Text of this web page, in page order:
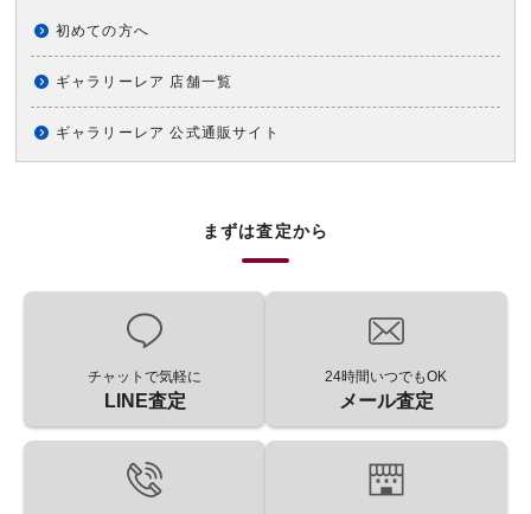
初めての方へ
ギャラリーレア 店舗一覧
ギャラリーレア 公式通販サイト
まずは査定から
チャットで気軽に
LINE査定
24時間いつでもOK
メール査定